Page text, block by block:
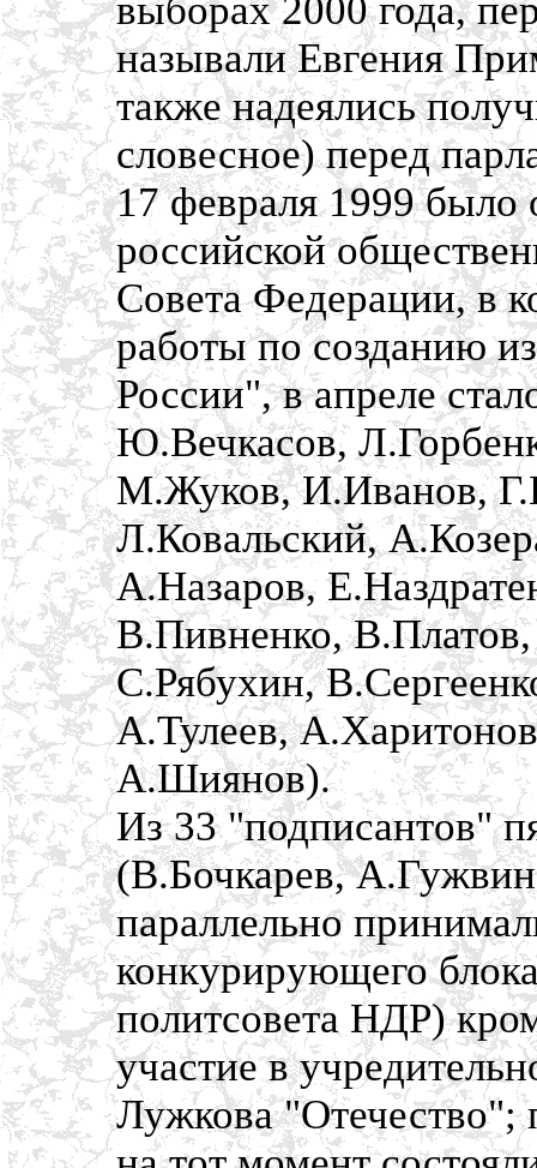
выборах 2000 года,
называли Евгения
также надеялись
словесное) перед
17 февраля 1999
российской
Совета Федерации, в
работы по созданию
России", в апреле
Ю.Вечкасов,
М.Жуков, И.Иванов,
Л.Ковальский,
А.Назаров,
В.Пивненко,
С.Рябухин,
А.Тулеев,
А.Шиянов).
Из 33 "подписантов"
(В.Бочкарев,
параллельно
конкурирующего
политсовета НДР)
участие в
Лужкова